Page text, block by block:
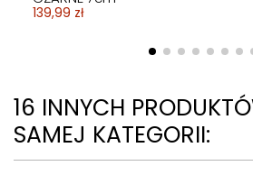
139,99 zł
16 INNYCH
SAMEJ KATEGORII: